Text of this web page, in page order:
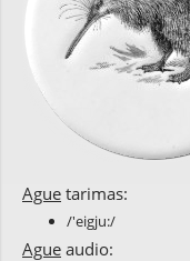
Ague tarimas:
/'eigju:/
Ague audio: